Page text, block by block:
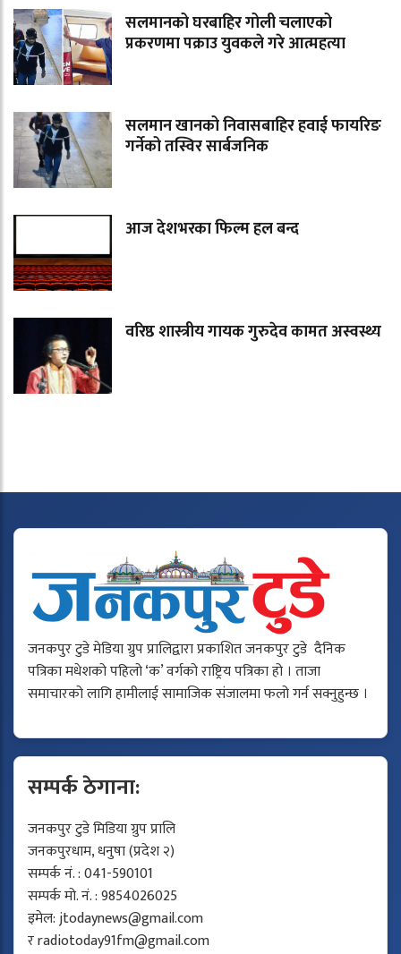
सलमानको घरबाहिर गोली चलाएको
प्रकरणमा पक्राउ युवकले गरे आत्महत्या
सलमान खानको निवासबाहिर हवाई फायरिङ
गर्नेको तस्विर सार्बजनिक
आज देशभरका फिल्म हल बन्द
वरिष्ठ शास्त्रीय गायक गुरुदेव कामत अस्वस्थ्य
जनकपुर टुडे मेडिया ग्रुप प्रालिद्वारा प्रकाशित जनकपुर टुडे दैनिक
पत्रिका मधेशको पहिलो ‘क’ वर्गको राष्ट्रिय पत्रिका हो । ताजा
समाचारको लागि हामीलाई सामाजिक संजालमा फलो गर्न सक्नुहुन्छ ।
सम्पर्क ठेगाना:
जनकपुर टुडे मिडिया ग्रुप प्रालि
जनकपुरधाम, धनुषा (प्रदेश २)
सम्पर्क नं. : 041-590101
सम्पर्क मो. नं. : 9854026025
इमेल:jtodaynews@gmail.com
रradiotoday91fm@gmail.com